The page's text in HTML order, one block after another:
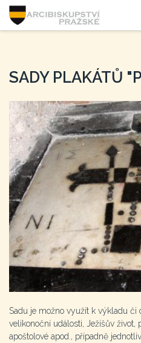
SADY PLAKÁTŮ
Sadu je možno využít k výkladu či
velikonoční události, Ježíšův život,
apoštolové apod., případně